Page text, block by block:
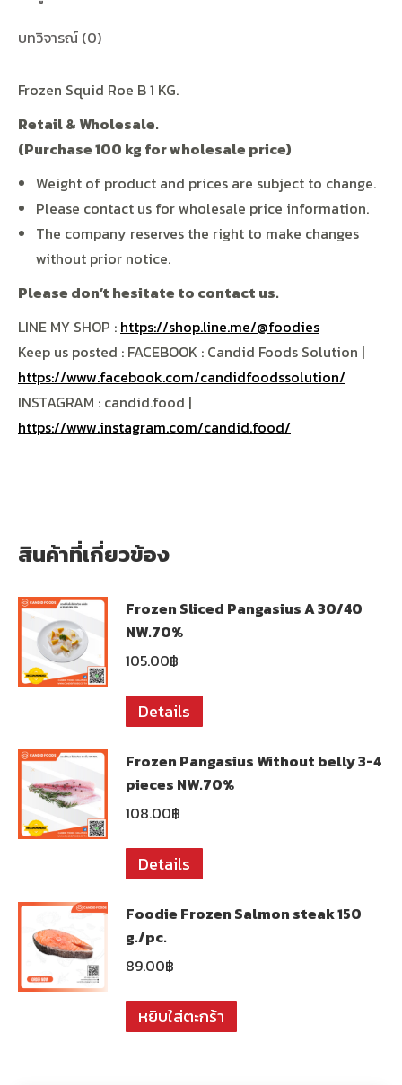
บทวิจารณ์ (0)
Frozen Squid Roe B 1 KG.
Retail & Wholesale.
(Purchase 100 kg for wholesale price)
Weight of product and prices are subject to change.
Please contact us for wholesale price information.
The company reserves the right to make changes
without prior notice.
Please don’t hesitate to contact us.
LINE MY SHOP : https://shop.line.me/@foodies
Keep us posted : FACEBOOK : Candid Foods Solution |
https://www.facebook.com/candidfoodssolution/
INSTAGRAM : candid.food |
https://www.instagram.com/candid.food/
สินค้าที่เกี่ยวข้อง
Frozen Sliced Pangasius A 30/40
NW.70%
105.00฿
Details
Frozen Pangasius Without belly 3-4
pieces NW.70%
108.00฿
Details
Foodie Frozen Salmon steak 150
g./pc.
89.00฿
หยิบใส่ตะกร้า